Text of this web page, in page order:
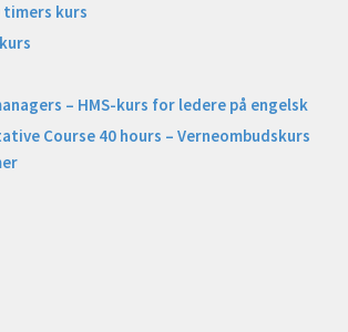
timers kurs
– HMS-kurs for ledere på engelsk
Course 40 hours – Verneombudskurs